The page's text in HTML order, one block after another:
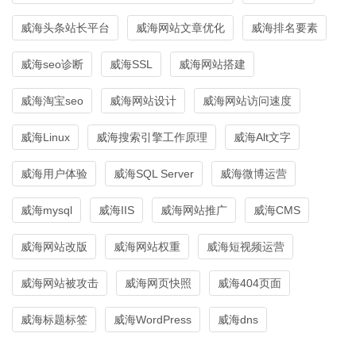
威海头条站长平台 威海网站文章优化 威海排名要素
威海seo诊断 威海SSL 威海网站搭建
威海淘宝seo 威海网站设计 威海网站访问速度
威海Linux 威海搜索引擎工作原理 威海Alt文字
威海用户体验 威海SQL Server 威海微博运营
威海mysql 威海IIS 威海网站推广 威海CMS
威海网站改版 威海网站权重 威海短视频运营
威海网站被攻击 威海网页快照 威海404页面
威海标题标签 威海WordPress 威海dns